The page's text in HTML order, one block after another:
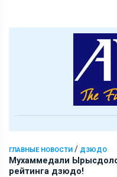
ГЛАВНЫЕ НОВОСТИ / ДЗЮДО
Мухаммедали
рейтинга дзюдо!